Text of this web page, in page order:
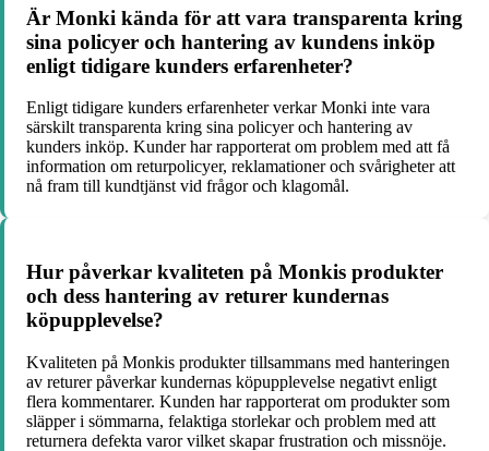
Är Monki kända för att vara transparenta kring
sina policyer och hantering av kundens inköp
enligt tidigare kunders erfarenheter?
Enligt tidigare kunders erfarenheter verkar Monki inte vara
särskilt transparenta kring sina policyer och hantering av
kunders inköp. Kunder har rapporterat om problem med att få
information om returpolicyer, reklamationer och svårigheter att
nå fram till kundtjänst vid frågor och klagomål.
Hur påverkar kvaliteten på Monkis produkter
och dess hantering av returer kundernas
köpupplevelse?
Kvaliteten på Monkis produkter tillsammans med hanteringen
av returer påverkar kundernas köpupplevelse negativt enligt
flera kommentarer. Kunden har rapporterat om produkter som
släpper i sömmarna, felaktiga storlekar och problem med att
returnera defekta varor vilket skapar frustration och missnöje.